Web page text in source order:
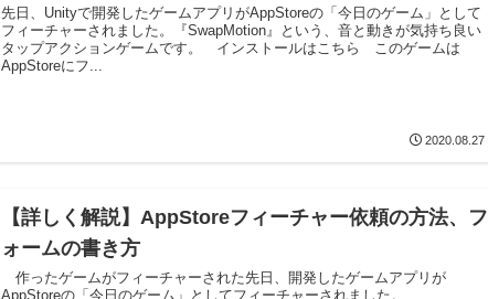
先日、Unityで開発したゲームアプリがAppStoreの「今日のゲーム」として
フィーチャーされました。『SwapMotion』という、音と動きが気持ち良い
タップアクションゲームです。 インストールはこちら このゲームは
AppStoreにフ...
2020.08.27
【詳しく解説】AppStoreフィーチャー依頼の方法、フ
ォームの書き方
作ったゲームがフィーチャーされた先日、開発したゲームアプリが
AppStoreの「今日のゲーム」としてフィーチャーされました。